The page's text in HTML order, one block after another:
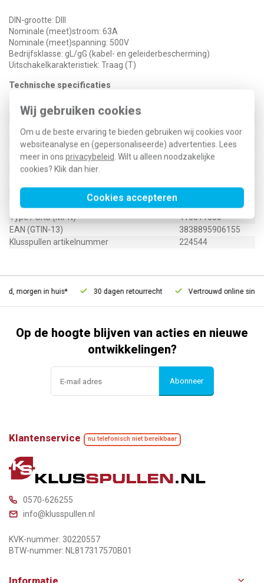
Wij gebruiken cookies
Om u de beste ervaring te bieden gebruiken wij cookies voor
websiteanalyse en (gepersonaliseerde) advertenties. Lees
meer in ons privacybeleid. Wilt u alleen noodzakelijke
cookies? Klik dan hier.
Cookies accepteren
DIN-grootte: DIII
Nominale (meet)stroom: 63A
Nominale (meet)spanning: 500V
Bedrijfsklasse: gL/gG (kabel- en geleiderbescherming)
Uitschakelkarakteristiek: Traag (T)
Technische specificaties
Specificatie
Nom. (meet)stroom
Nom. (meet)spanning
500 Volt (V)
Uitschakelkarakteristiek
Traag (T)
Kleurcode
Koper
DIN-grootte
DTIII 63A
Type / SKU (MPN)
416611030
EAN (GTIN-13)
3838895906155
Klusspullen artikelnummer
224544
morgen in huis* 30 dagen retourrecht Vertrouwd online sinds
Op de hoogte blijven van acties en nieuwe
ontwikkelingen?
Abonneer
Klantenservice nu telefonisch niet bereikbaar
0570-626255
info@klusspullen.nl
KVK-nummer: 30220557
BTW-nummer: NL817317570B01
Informatie